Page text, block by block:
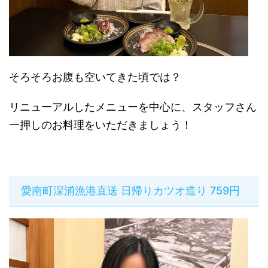
そろそろお腹も空いてきた頃では？
リニューアルしたメニューを中心に、スタッフさん
一押しのお料理をいただきましょう！
愛南町深浦漁港直送 日帰りカツオ造り 759円